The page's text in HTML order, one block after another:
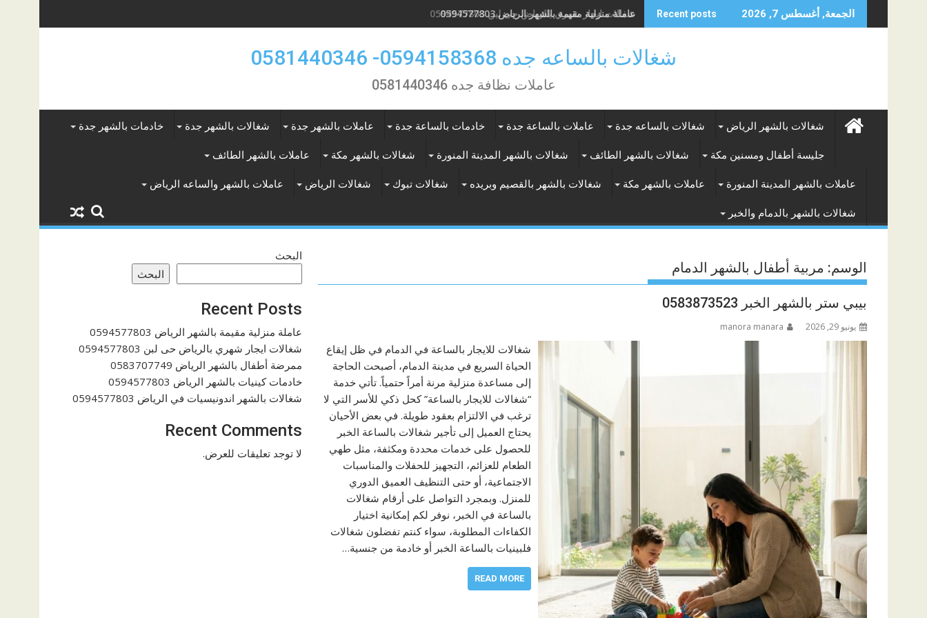
to
الجمعة, أغسطس 7, 2026 Recent posts شغالات ايجار شهري بالرياض حى لبن 0594577803
شغالات بالساعه جده 0594158368- 0581440346
عاملات نظافة جده 0581440346
شغالات بالشهر الرياض شغالات بالساعه جدة عاملات بالساعة جدة خادمات بالساعة جدة عاملات بالشهر جدة شغالات بالشهر جدة خادمات بالشهر جدة
جليسة أطفال ومسنين مكة شغالات بالشهر الطائف شغالات بالشهر المدينة المنورة شغالات بالشهر مكة عاملات بالشهر الطائف
عاملات بالشهر المدينة المنورة عاملات بالشهر مكة شغالات بالشهر بالقصيم وبريده شغالات تبوك شغالات الرياض عاملات بالشهر والساعه الرياض
شغالات بالشهر بالدمام والخبر
الوسم: مربية أطفال بالشهر الدمام
بيبي ستر بالشهر الخبر 0583873523
يونيو 29, 2026 manora manara
شغالات للايجار بالساعة في الدمام في ظل إيقاع
الحياة السريع في مدينة الدمام، أصبحت الحاجة
إلى مساعدة منزلية مرنة أمراً حتمياً. تأتي خدمة
“شغالات للايجار بالساعة” كحل ذكي للأسر التي لا
ترغب في الالتزام بعقود طويلة. في بعض الأحيان
يحتاج العميل إلى تأجير شغالات بالساعة الخبر
للحصول على خدمات محددة ومكثفة، مثل طهي
الطعام للعزائم، التجهيز للحفلات والمناسبات
الاجتماعية، أو حتى التنظيف العميق الدوري
للمنزل. وبمجرد التواصل على أرقام شغالات
بالساعة في الخبر، نوفر لكم إمكانية اختيار
الكفاءات المطلوبة، سواء كنتم تفضلون شغالات
فلبينيات بالساعة الخبر أو خادمة من جنسية…
READ MORE
البحث
البحث
Recent Posts
عاملة منزلية مقيمة بالشهر الرياض 0594577803
شغالات ايجار شهري بالرياض حى لبن 0594577803
ممرضة أطفال بالشهر الرياض 0583707749
خادمات كينيات بالشهر الرياض 0594577803
شغالات بالشهر اندونيسيات في الرياض 0594577803
Recent Comments
لا توجد تعليقات للعرض.